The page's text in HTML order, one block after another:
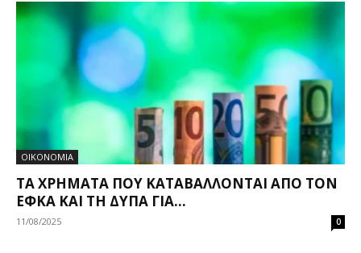
ΟΙΚΟΝΟΜΙΑ
ΤΑ ΧΡΉΜΑΤΑ ΠΟΥ ΚΑΤΑΒΆΛΛΟΝΤΑΙ ΑΠΌ ΤΟΝ
ΕΦΚΑ ΚΑΙ ΤΗ ΔΥΠΑ ΓΙΑ...
11/08/2025 0